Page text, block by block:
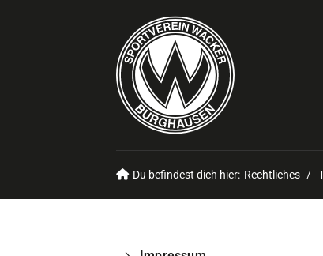
Du befindest dich hier: Rechtliches